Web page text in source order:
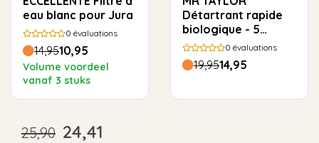
eau blanc pour Jura
0 évaluations
14,9510,95
Volume voordeel
vanaf 3 stuks
Détartrant rapide
biologique - 5
utilisations
0 évaluations
19,9514,95
25,90 24,41